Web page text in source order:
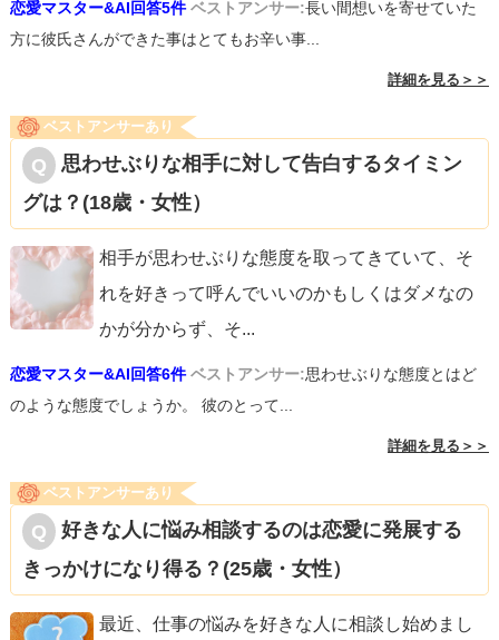
恋愛マスター&AI回答5件 ベストアンサー:長い間想いを寄せていた
方に彼氏さんができた事はとてもお辛い事...
詳細を見る＞＞
ベストアンサーあり
思わせぶりな相手に対して告白するタイミン
グは？(18歳・女性）
相手が思わせぶりな態度を取ってきていて、そ
れを好きって呼んでいいのかもしくはダメなの
かが分からず、そ...
恋愛マスター&AI回答6件 ベストアンサー:思わせぶりな態度とはど
のような態度でしょうか。 彼のとって...
詳細を見る＞＞
ベストアンサーあり
好きな人に悩み相談するのは恋愛に発展する
きっかけになり得る？(25歳・女性）
最近、仕事の悩みを好きな人に相談し始めまし